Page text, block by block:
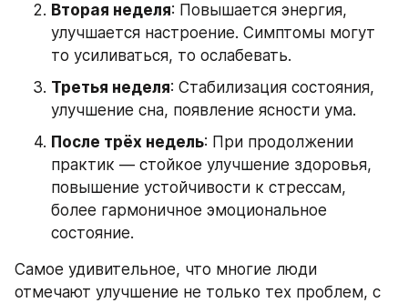
Вторая неделя: Повышается энергия,
улучшается настроение. Симптомы могут
то усиливаться, то ослабевать.
Третья неделя: Стабилизация состояния,
улучшение сна, появление ясности ума.
После трёх недель: При продолжении
практик — стойкое улучшение здоровья,
повышение устойчивости к стрессам,
более гармоничное эмоциональное
состояние.
Самое удивительное, что многие люди
отмечают улучшение не только тех проблем, с